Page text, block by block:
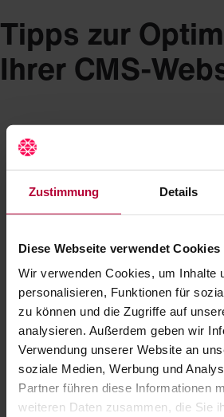
Zustimmung Details
Diese Webseite verwendet Cookies
Wir verwenden Cookies, um Inhalte
personalisieren, Funktionen für
zu können und die Zugriffe auf
analysieren. Außerdem geben wir
Verwendung unserer Website an
soziale Medien, Werbung und
Partner führen diese Informationen
weiteren Daten zusammen, die Sie
Tipps zur
Ihrer CMS-